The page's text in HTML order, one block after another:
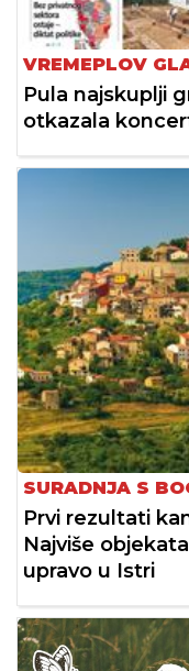
VREMEPLOV
Pula najskuplji
otkazala
SURADNJA S
Prvi rezultati
Najviše
upravo u Istri